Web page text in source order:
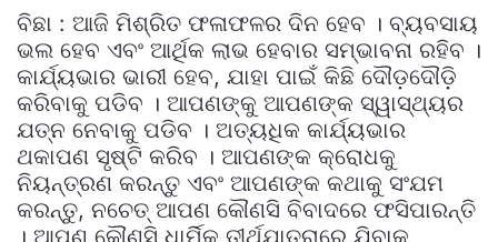
ବିଛା : ଆଜି ମିଶ୍ରିତ ଫଳାଫଳର ଦିନ ହେବ । ବ୍ୟବସାୟ
ଭଲ ହେବ ଏବଂ ଆର୍ଥିକ ଲାଭ ହେବାର ସମ୍ଭାବନା ରହିବ ।
କାର୍ଯ୍ୟଭାର ଭାରୀ ହେବ, ଯାହା ପାଇଁ କିଛି ଦୌଡ଼ଦୌଡ଼ି
କରିବାକୁ ପଡିବ । ଆପଣଙ୍କୁ ଆପଣଙ୍କ ସ୍ୱାସ୍ଥ୍ୟର
ଯତ୍ନ ନେବାକୁ ପଡିବ । ଅତ୍ୟଧିକ କାର୍ଯ୍ୟଭାର
ଥକାପଣ ସୃଷ୍ଟି କରିବ । ଆପଣଙ୍କ କ୍ରୋଧକୁ
ନିୟନ୍ତ୍ରଣ କରନ୍ତୁ ଏବଂ ଆପଣଙ୍କ କଥାକୁ ସଂଯମ
କରନ୍ତୁ, ନଚେତ୍ ଆପଣ କୌଣସି ବିବାଦରେ ଫସିପାରନ୍ତି
। ଆପଣ କୌଣସି ଧାର୍ମିକ ତୀର୍ଥଯାତ୍ରାରେ ଯିବାକୁ